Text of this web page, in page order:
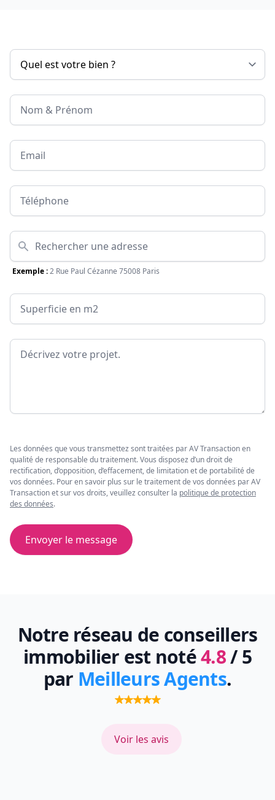
Nom & Prénom
Email
Téléphone
Adresse
Exemple :2 Rue Paul Cézanne 75008 Paris
Surface
Message
Les données que vous transmettez sont traitées par AV Transaction en
qualité de responsable du traitement. Vous disposez d’un droit de
rectification, d’opposition, d’effacement, de limitation et de portabilité de
vos données. Pour en savoir plus sur le traitement de vos données par AV
Transaction et sur vos droits, veuillez consulter la politique de protection
des données.
Envoyer le message
Notre réseau de conseillers
immobilier est noté4.8/ 5
par Meilleurs Agents.
Voir les avis